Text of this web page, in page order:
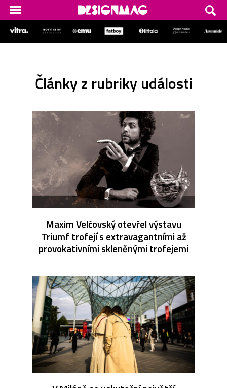
Články z rubriky události
Maxim Velčovský otevřel výstavu
Triumf trofejí s extravagantními až
provokativními skleněnými trofejemi